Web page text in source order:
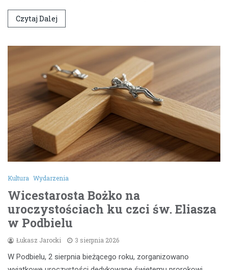
Czytaj Dalej
Kultura Wydarzenia
Wicestarosta Bożko na
uroczystościach ku czci św. Eliasza
w Podbielu
Łukasz Jarocki 3 sierpnia 2026
W Podbielu, 2 sierpnia bieżącego roku, zorganizowano